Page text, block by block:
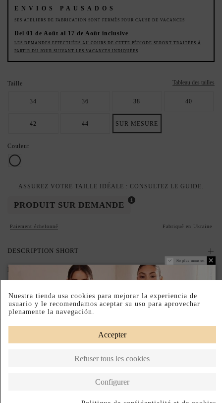
ENVIOS PAUSADOS
SES ATELIERS DE FABRICATION SONT FERMÉS POUR CAUSE DE VACANCES
Del 01 de Août al 17 de Août inclusive
LES DEMANDES EFFECTUÉES AU COURS DE CETTE PÉRIODE SERONT TRAITÉES À
PARTIR DU JOUR SUIVANT LES VACANCES INDIQUÉES
Taille Tableau des tailles
34 36 38 40
42 44 SUR MESURE
Couleur
Blanc
ASSUREZ VOTRE TAILLE IDÉALE : CONSULTEZ LE GUIDE.
PRODUIT SUR DEMANDE
Paiement échelonné Fabriqué en Ukraine
DESCRIPTION SHORT
DESCRIPTION
Ne plus montrer.
Nuestra tienda usa cookies para mejorar la experiencia de
usuario y le recomendamos aceptar su uso para aprovechar
plenamente la navegación.
Accepter
Refuser tous les cookies
Configurer